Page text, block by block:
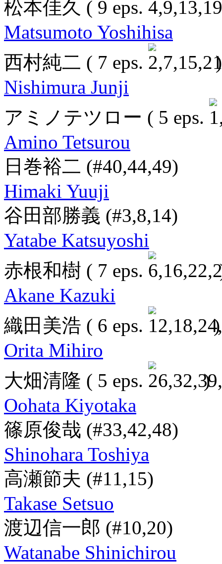
松本佳久 ( 9 eps.
Matsumoto Yoshihisa
西村純二 ( 7 eps.
)
Nishimura Junji
アミノテツロー ( 5 eps.
Amino Tetsurou
日巻裕二 (#40,44,49)
Himaki Yuuji
谷田部勝義 (#3,8,14)
Yatabe Katsuyoshi
赤根和樹 ( 7 eps.
Akane Kazuki
織田美浩 ( 6 eps.
)
Orita Mihiro
大畑清隆 ( 5 eps.
)
Oohata Kiyotaka
篠原俊哉 (#33,42,48)
Shinohara Toshiya
高瀬節夫 (#11,15)
Takase Setsuo
渡辺信一郎 (#10,20)
Watanabe Shinichirou